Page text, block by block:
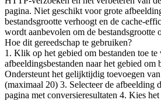
pagina. Niet geschikt voor grote
bestandsgrootte verhoogt en de cache-
wordt aanbevolen om de bestandsgrootte
Hoe dit gereedschap te gebruiken?
1. Klik op het gebied om bestanden toe te
afbeeldingsbestanden naar het gebied om
Ondersteunt het gelijktijdig toevoegen van
(maximaal 20) 3. Selecteer de afbeelding
pagina met conversieresultaten 4. Kies